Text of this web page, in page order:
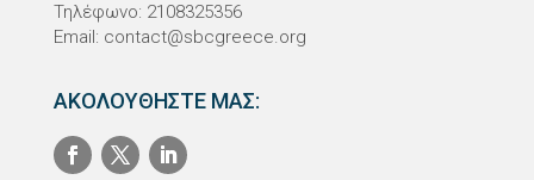
Τηλέφωνο: 2108325356
Email: contact@sbcgreece.org
ΑΚΟΛΟΥΘΗΣΤΕ ΜΑΣ: